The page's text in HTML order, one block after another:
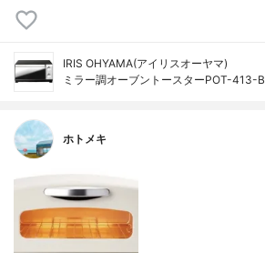
IRIS OHYAMA(アイリスオーヤマ)
ミラー調オーブントースターPOT-413-B
ホトメキ